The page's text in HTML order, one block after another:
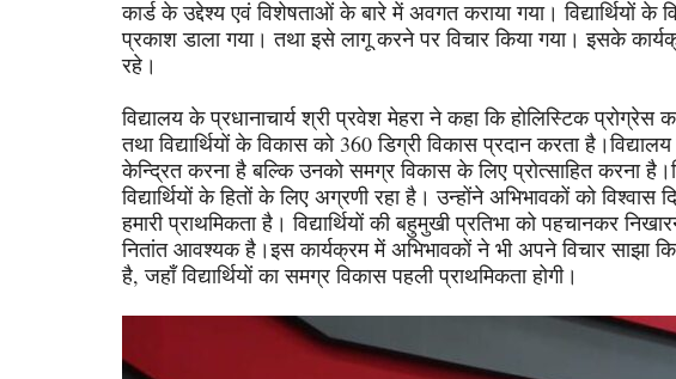
कार्ड के उद्देश्य एवं विशेषताओं के बारे में अवगत कराया गया। विद्यार्थियों के
प्रकाश डाला गया। तथा इसे लागू करने पर विचार किया गया। इसके
रहे।
विद्यालय के प्रधानाचार्य श्री प्रवेश मेहरा ने कहा कि होलिस्टिक प्रोग्रेस
तथा विद्यार्थियों के विकास को 360 डिग्री विकास प्रदान करता
केन्द्रित करना है बल्कि उनको समग्र विकास के लिए प्रोत्साहित करना
विद्यार्थियों के हितों के लिए अग्रणी रहा है। उन्होंने अभिभावकों को विश्वास
हमारी प्राथमिकता है। विद्यार्थियों की बहुमुखी प्रतिभा को पहचानकर
नितांत आवश्यक है।इस कार्यक्रम में अभिभावकों ने भी अपने विचार साझा
है, जहाँ विद्यार्थियों का समग्र विकास पहली प्राथमिकता होगी।